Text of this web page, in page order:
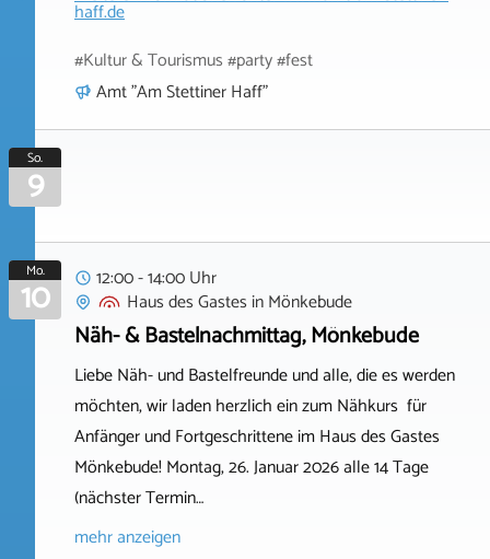
haff.de
#Kultur & Tourismus #party #fest
Amt "Am Stettiner Haff"
So.
9
Mo.
10
12:00 - 14:00 Uhr
Haus des Gastes inMönkebude
Näh- & Bastelnachmittag, Mönkebude
Liebe Näh- und Bastelfreunde und alle, die es werden
möchten, wir laden herzlich ein zum Nähkurs für
Anfänger und Fortgeschrittene im Haus des Gastes
Mönkebude! Montag, 26. Januar 2026 alle 14 Tage
(nächster Termin…
mehr anzeigen